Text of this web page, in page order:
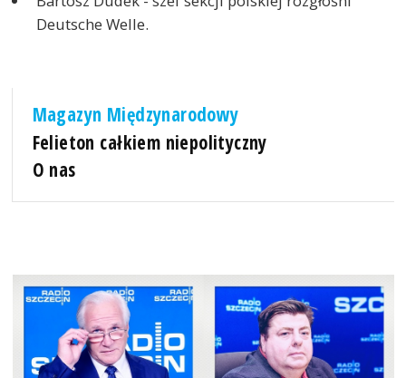
Deutsche Welle.
Magazyn Międzynarodowy
Felieton całkiem niepolityczny
O nas